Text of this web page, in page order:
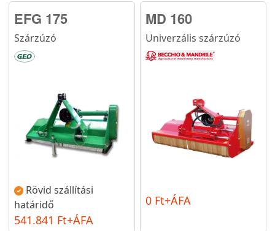
EFG 175
Szárzúzó
Rövid szállítási
határidő
541.841 Ft+ÁFA
MD 160
Univerzális szárzúzó
0 Ft+ÁFA